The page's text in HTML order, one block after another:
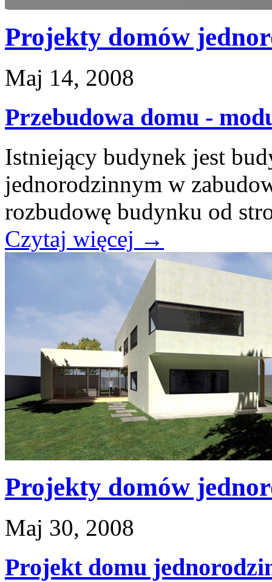
Projekty domów
Maj 14, 2008
Przebudowa domu -
Istniejący budynek jest
jednorodzinnym w
rozbudowę budynku od
Czytaj więcej →
Projekty domów
Maj 30, 2008
Projekt domu